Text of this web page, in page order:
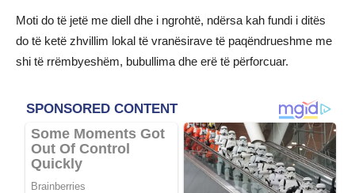
Moti do të jetë me diell dhe i ngrohtë, ndërsa kah fundi i ditës
do të ketë zhvillim lokal të vranësirave të paqëndrueshme me
shi të rrëmbyeshëm, bubullima dhe erë të përforcuar.